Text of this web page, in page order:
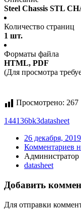
Steel Chassis STL
Количество страниц
1 шт.
Форматы файла
HTML, PDF
(Для просмотра
Просмотрено: 267
144136bk3datasheet
26 декабря, 2019
Комментариев
Администратор
datasheet
Добавить
Для отправки